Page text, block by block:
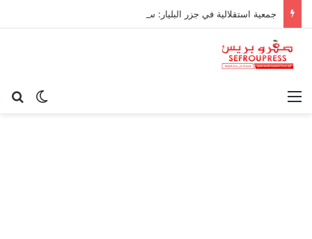
الوضع القائمة